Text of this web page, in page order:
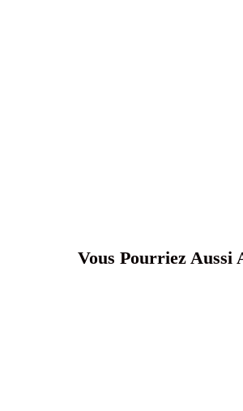
Vous Pourriez Aussi